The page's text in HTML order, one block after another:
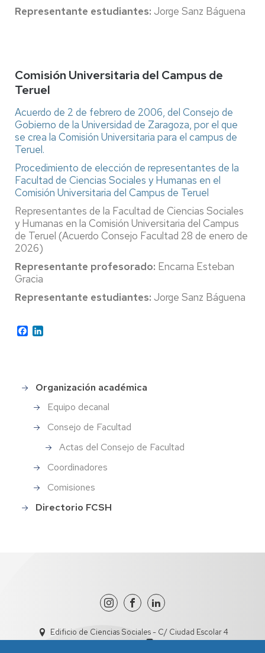
Representante estudiantes: Jorge Sanz Báguena
Comisión Universitaria del Campus de
Teruel
Acuerdo de 2 de febrero de 2006, del Consejo de
Gobierno de la Universidad de Zaragoza, por el que
se crea la Comisión Universitaria para el campus de
Teruel.
Procedimiento de elección de representantes de la
Facultad de Ciencias Sociales y Humanas en el
Comisión Universitaria del Campus de Teruel
Representantes de la Facultad de Ciencias Sociales
y Humanas en la Comisión Universitaria del Campus
de Teruel (Acuerdo Consejo Facultad 28 de enero de
2026)
Representante profesorado: Encarna Esteban
Gracia
Representante estudiantes: Jorge Sanz Báguena
Facebook
Menu_Facultad
Organización académica
Equipo decanal
Consejo de Facultad
Actas del Consejo de Facultad
Coordinadores
Comisiones
Directorio FCSH
Edificio de Ciencias Sociales - C/ Ciudad Escolar 4